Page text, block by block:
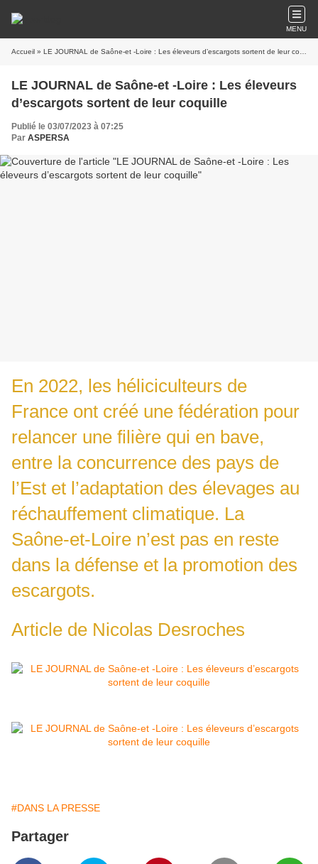
MENU
Accueil » LE JOURNAL de Saône-et -Loire : Les éleveurs d’escargots sortent de leur coquille
LE JOURNAL de Saône-et -Loire : Les éleveurs
d’escargots sortent de leur coquille
Publié le 03/07/2023 à 07:25
Par ASPERSA
En 2022, les héliciculteurs de
France ont créé une fédération pour
relancer une filière qui en bave,
entre la concurrence des pays de
l’Est et l’adaptation des élevages au
réchauffement climatique. La
Saône-et-Loire n’est pas en reste
dans la défense et la promotion des
escargots.
Article de Nicolas Desroches
#DANS LA PRESSE
Partager